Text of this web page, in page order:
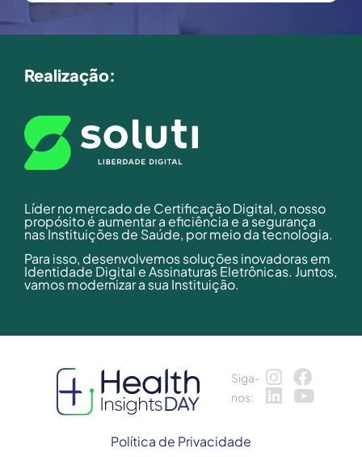
Realização:
Líder no mercado de Certificação Digital, o nosso
propósito é aumentar a eficiência e a segurança
nas Instituições de Saúde, por meio da tecnologia.
Para isso, desenvolvemos soluções inovadoras em
Identidade Digital e Assinaturas Eletrônicas. Juntos,
vamos modernizar a sua Instituição.
Siga-
nos:
Política de Privacidade